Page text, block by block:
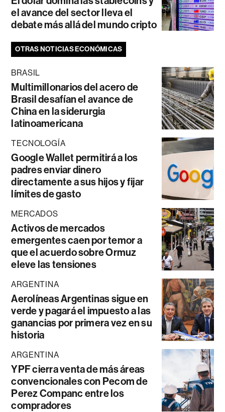
el avance del sector lleva el
debate más allá del mundo cripto
OTRAS NOTICIAS ECONÓMICAS
BRASIL
Multimillonarios del acero de
Brasil desafían el avance de
China en la siderurgia
latinoamericana
TECNOLOGÍA
Google Wallet permitirá a los
padres enviar dinero
directamente a sus hijos y fijar
límites de gasto
MERCADOS
Activos de mercados
emergentes caen por temor a
que el acuerdo sobre Ormuz
eleve las tensiones
ARGENTINA
Aerolíneas Argentinas sigue en
verde y pagará el impuesto a las
ganancias por primera vez en su
historia
ARGENTINA
YPF cierra venta de más áreas
convencionales con Pecom de
Perez Companc entre los
compradores